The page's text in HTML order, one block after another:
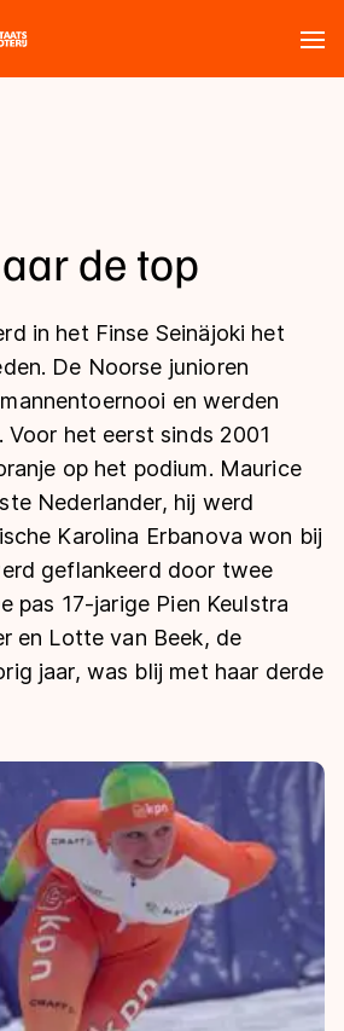
& tijden
Schaatstijd
op
de top
in het Finse Seinäjoki het
De Noorse junioren
en werden
Voor het eerst sinds 2001
op het podium. Maurice
Nederlander, hij werd
Karolina Erbanova won bij
geflankeerd door twee
pas 17-jarige Pien Keulstra
en Lotte van Beek, de
jaar, was blij met haar derde